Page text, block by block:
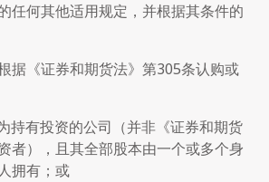
任何其他适用规定，并根据其条件的
据《证券和期货法》第305条认购或
有投资的公司（并非《证券和期货
者），且其全部股本由一个或多个身
拥有；或